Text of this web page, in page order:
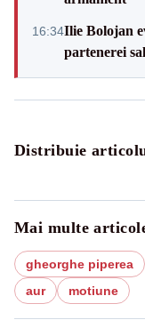
16:34Ilie Bolojan
partenerei
Distribuie
Mai multe
gheorghe piperea
aur
motiune